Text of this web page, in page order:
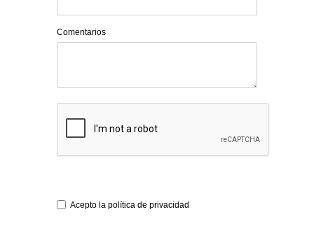
Comentarios
Acepto la política de privacidad